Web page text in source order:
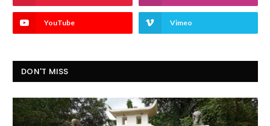
YouTube Vimeo
DON'T MISS